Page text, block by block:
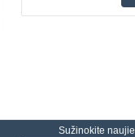
Sužinokite